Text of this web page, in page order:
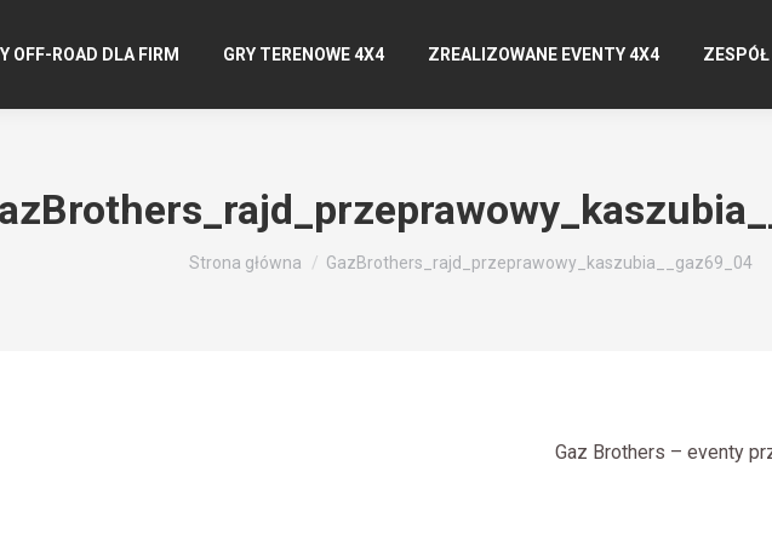
OFF-ROAD DLA FIRM GRY TERENOWE 4X4 ZREALIZOWANE EVENTY 4X4
Jesteś tutaj:
Strona główna GazBrothers_rajd_przeprawowy_kaszubia__gaz69_04
Gaz Brothers – eventy